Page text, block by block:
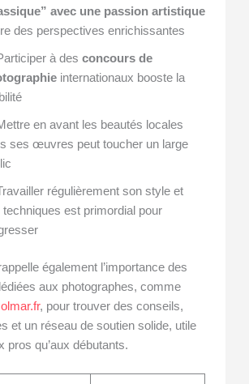
avec une passion artistique
des perspectives enrichissantes
à des concours de
internationaux booste la
en avant les beautés locales
ses œuvres peut toucher un large
régulièrement son style et
techniques est primordial pour
également l’importance des
aux photographes, comme
, pour trouver des conseils,
et un réseau de soutien solide, utile
pros qu’aux débutants.